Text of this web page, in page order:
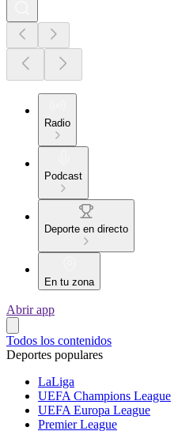
Radio
Podcast
Deporte en directo
En tu zona
Abrir app
Todos los contenidos
Deportes populares
LaLiga
UEFA Champions League
UEFA Europa League
Premier League